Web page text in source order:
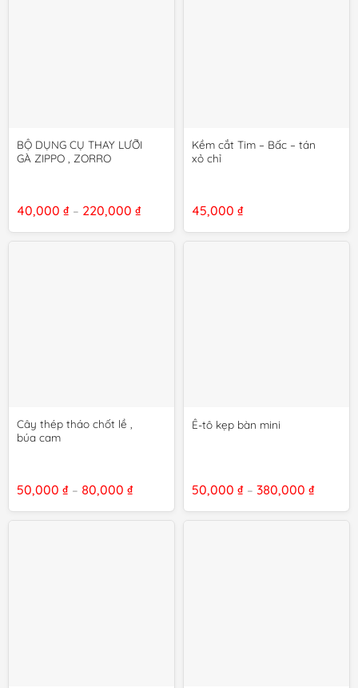
BỘ DỤNG CỤ THAY LƯỠI
GÀ ZIPPO , ZORRO
40,000 ₫ – 220,000 ₫Khoảng
từ
Kềm cắt Tim – Bấc – tán
xỏ chỉ
45,000 ₫
Cây thép tháo chốt lề ,
búa cam
50,000 ₫ – 80,000 ₫Khoảng
từ
Ê-tô kẹp bàn mini
50,000 ₫ – 380,000 ₫Khoảng
từ